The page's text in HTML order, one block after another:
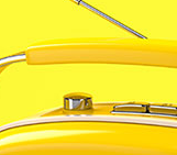
elèctric de Mas
es durà a
Els carrers
Camí del